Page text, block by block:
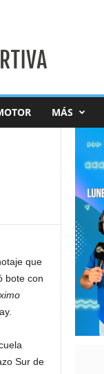
MÁS
que
bote con
Sur de